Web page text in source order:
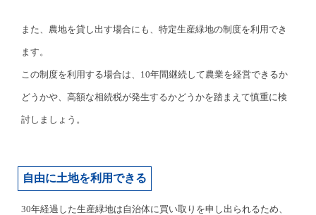
また、農地を貸し出す場合にも、特定生産緑地の制度を利用でき
ます。
この制度を利用する場合は、10年間継続して農業を経営できるか
どうかや、高額な相続税が発生するかどうかを踏まえて慎重に検
討しましょう。
自由に土地を利用できる
30年経過した生産緑地は自治体に買い取りを申し出られるため、